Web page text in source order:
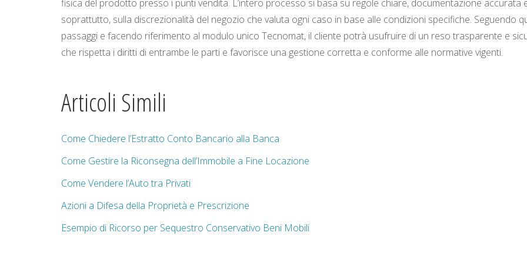
fisica del prodotto presso i punti vendita. L’intero processo si basa su regole chiare, documentazione accurata
soprattutto, sulla discrezionalità del negozio che valuta ogni caso in base alle condizioni specifiche. Seguendo
passaggi e facendo riferimento al modulo unico Tecnomat, il cliente potrà usufruire di un reso trasparente e
che rispetta i diritti di entrambe le parti e favorisce una gestione corretta e conforme alle normative vigenti.
Articoli Simili
Come Chiedere l’Estratto Conto Bancario alla Banca
Come Gestire la Riconsegna dell’Immobile a Fine Locazione
Come Vendere l’Auto tra Privati
Azioni a Difesa della Proprietà e Prescrizione
Esempio di Ricorso per Sequestro Conservativo Beni Mobili